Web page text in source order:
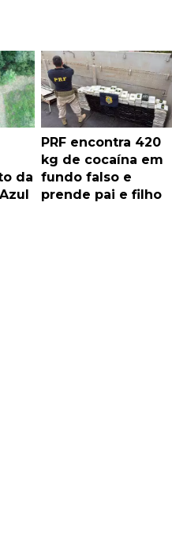
da
PRF encontra 420
kg de cocaína em
fundo falso e
prende pai e filho